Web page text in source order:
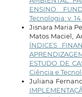
ENSINO
Tecnologia: v.
Jisnara Maria
Matos Maciel,
ÍNDICES
ESTUDO DE
Ciência e
Juliana